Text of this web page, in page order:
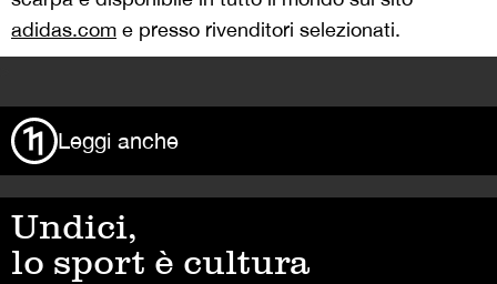
adidas.com e presso rivenditori selezionati.
Leggi anche
Undici,
lo sport è cultura